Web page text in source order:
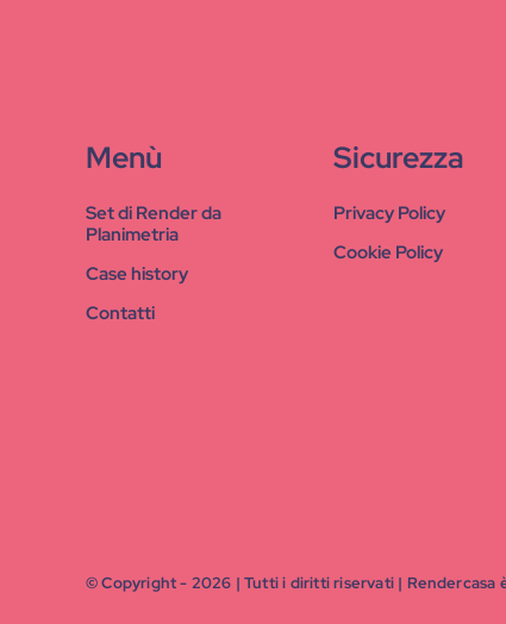
Menù
Set di Render da
Planimetria
Case history
Contatti
Sicurezza
Privacy Policy
Cookie Policy
© Copyright - 2026 | Tutti i diritti riservati |